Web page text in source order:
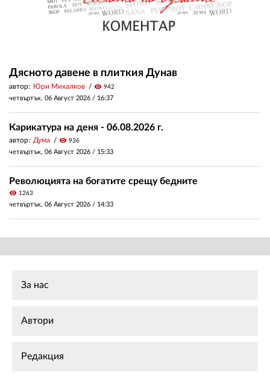
Дясното давене в плиткия Дунав
автор: Юри Михалков visibility 942
четвъртък, 06 Август 2026 / 16:37
Карикатура на деня - 06.08.2026 г.
автор: Дума visibility 936
четвъртък, 06 Август 2026 / 15:33
Революцията на богатите срещу бедните
visibility 1263
четвъртък, 06 Август 2026 / 14:33
За нас
Автори
Редакция